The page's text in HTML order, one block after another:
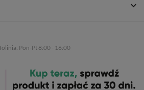
Pon-Pt 8:00 - 16:00
53a/250